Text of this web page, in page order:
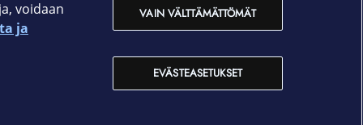
voidaan
ja
EVÄSTEASETUKSET
VAIN VÄLTTÄMÄTTÖMÄT